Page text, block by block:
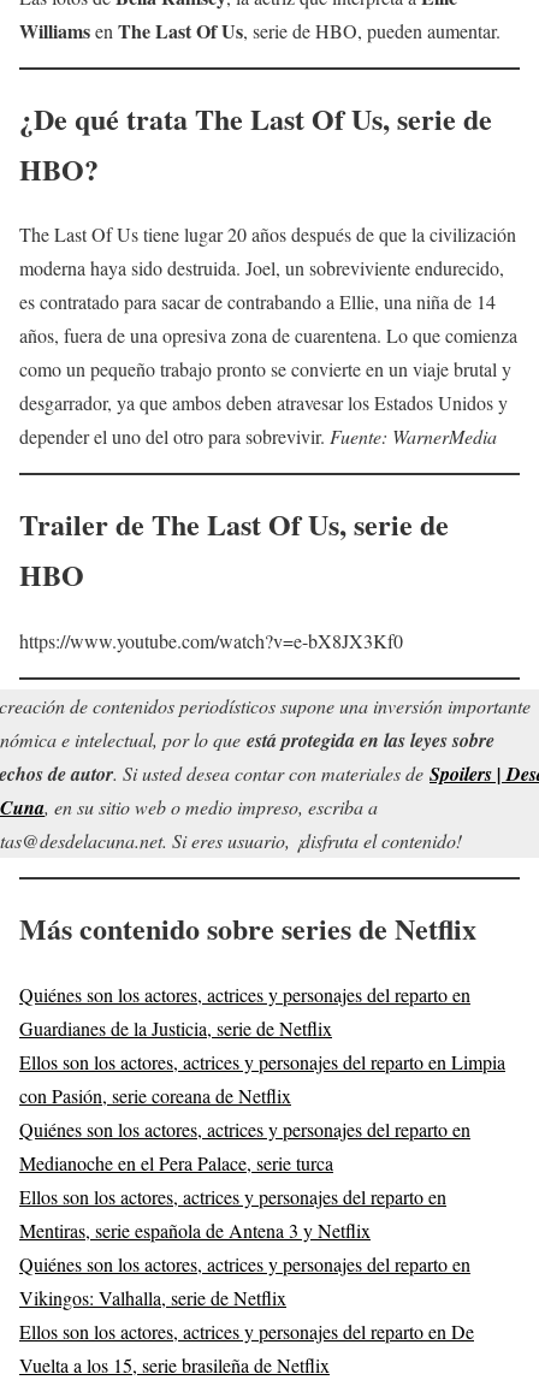
Williamsen The Last Of Us, serie de HBO, pueden aumentar.
¿De qué trataThe Last Of Us, serie de
HBO?
The Last Of Us tiene lugar 20 años después de que la civilización
moderna haya sido destruida. Joel, un sobreviviente endurecido,
es contratado para sacar de contrabando a Ellie, una niña de 14
años, fuera de una opresiva zona de cuarentena. Lo que comienza
como un pequeño trabajo pronto se convierte en un viaje brutal y
desgarrador, ya que ambos deben atravesar los Estados Unidos y
depender el uno del otro para sobrevivir. Fuente: WarnerMedia
Trailer de The Last Of Us, serie de
HBO
https://www.youtube.com/watch?v=e-bX8JX3Kf0
de contenidos periodísticos supone una inversión importante
e intelectual, por lo que está protegida en las leyes sobre
de autor. Si usted desea contar con materiales de Spoilers |
, en su sitio web o medio impreso, escriba a
Si eres usuario, ¡disfruta el contenido!
Más contenido sobre series de Netflix
Quiénes son los actores, actrices y personajes del reparto en
Guardianes de la Justicia, serie de Netflix
Ellos son los actores, actrices y personajes del reparto en Limpia
con Pasión, serie coreana de Netflix
Quiénes son los actores, actrices y personajes del reparto en
Medianoche en el Pera Palace, serie turca
Ellos son los actores, actrices y personajes del reparto en
Mentiras, serie española de Antena 3 y Netflix
Quiénes son los actores, actrices y personajes del reparto en
Vikingos: Valhalla, serie de Netflix
Ellos son los actores, actrices y personajes del reparto en De
Vuelta a los 15, serie brasileña de Netflix